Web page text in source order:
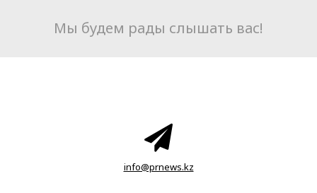
Мы будем рады слышать вас!
info@prnews.kz